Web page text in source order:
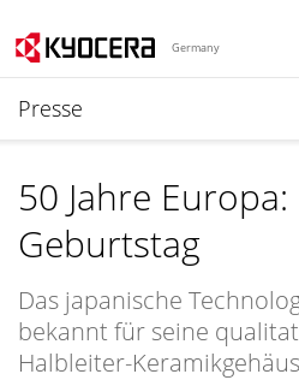
Germany
Presse
50 Jahre
Geburtstag
Das japanische
bekannt für seine
Halbleiter-